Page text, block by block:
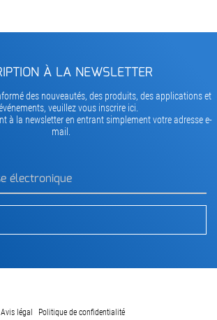
À LA NEWSLETTER
des nouveautés, des produits, des applications et
veuillez vous inscrire ici.
à la newsletter en entrant simplement votre adresse e-
mail.
Avis légal Politique de confidentialité